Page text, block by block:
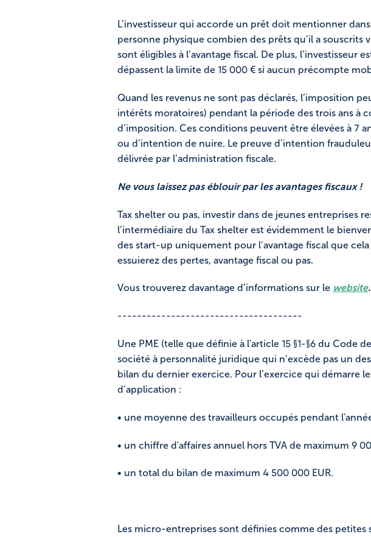
L’investisseur qui accorde un prêt doit mentionner
personne physique combien des prêts qu’il a
sont éligibles à l’avantage fiscal. De plus, l’investisseur
dépassent la limite de 15 000 € si aucun précompte
Quand les revenus ne sont pas déclarés, l’imposition
intérêts moratoires) pendant la période des trois ans à
d’imposition. Ces conditions peuvent être élevées à 7
ou d’intention de nuire. Le preuve d’intention
délivrée par l’administration fiscale.
Ne vous laissez pas éblouir par les avantages fiscaux !
Tax shelter ou pas, investir dans de jeunes entreprises
l’intermédiaire du Tax shelter est évidemment le
des start-up uniquement pour l’avantage fiscal que
essuierez des pertes, avantage fiscal ou pas.
Vous trouverez davantage d’informations sur le website.
--------------------------------------
Une PME (telle que définie à l'article 15 §1-§6 du Code
société à personnalité juridique qui n’excède pas un
bilan du dernier exercice. Pour l’exercice qui démarre
d’application :
• une moyenne des travailleurs occupés pendant
• un chiffre d'affaires annuel hors TVA de maximum 9
• un total du bilan de maximum 4 500 000 EUR.
Les micro-entreprises sont définies comme des